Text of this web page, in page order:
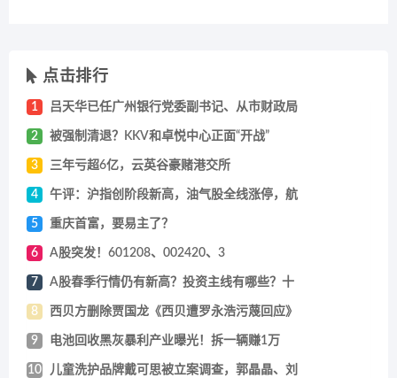
点击排行
1 吕天华已任广州银行党委副书记、从市财政局
2 被强制清退？KKV和卓悦中心正面“开战”
3 三年亏超6亿，云英谷豪赌港交所
4 午评：沪指创阶段新高，油气股全线涨停，航
5 重庆首富，要易主了？
6 A股突发！601208、002420、3
7 A股春季行情仍有新高？投资主线有哪些？十
8 西贝方删除贾国龙《西贝遭罗永浩污蔑回应》
9 电池回收黑灰暴利产业曝光！拆一辆赚1万
10 儿童洗护品牌戴可思被立案调查，郭晶晶、刘